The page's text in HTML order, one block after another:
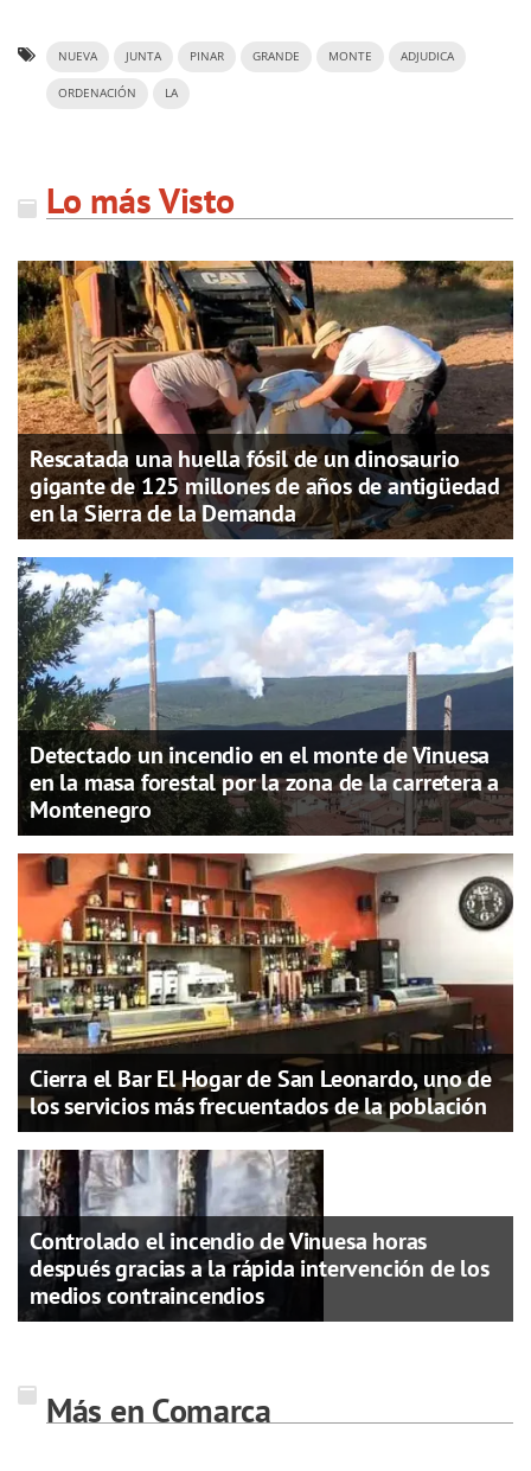
NUEVA JUNTA PINAR GRANDE MONTE ADJUDICA
ORDENACIÓN LA
Lo más Visto
Rescatada una huella fósil de un dinosaurio
gigante de 125 millones de años de antigüedad
en la Sierra de la Demanda
Detectado un incendio en el monte de Vinuesa
en la masa forestal por la zona de la carretera a
Montenegro
Cierra el Bar El Hogar de San Leonardo, uno de
los servicios más frecuentados de la población
Controlado el incendio de Vinuesa horas
después gracias a la rápida intervención de los
medios contraincendios
Más en Comarca